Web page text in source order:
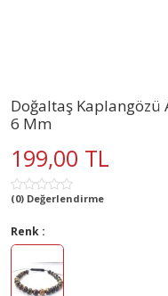
Doğaltaş
6 Mm
199,00 TL
(0) Değerlendirme
Renk :